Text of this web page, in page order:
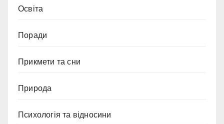
Освіта
Поради
Прикмети та сни
Природа
Психологія та відносини